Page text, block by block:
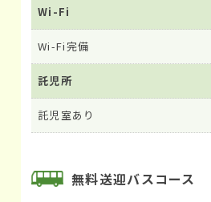
Wi-Fi
Wi-Fi完備
託児所
託児室あり
無料送迎バスコース